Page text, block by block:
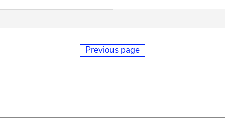
Previous page